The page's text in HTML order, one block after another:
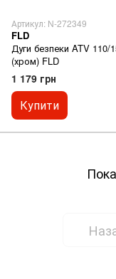
Артикул: N-272349
FLD
Дуги безпеки ATV 110/
(хром) FLD
1 179 грн
Купити